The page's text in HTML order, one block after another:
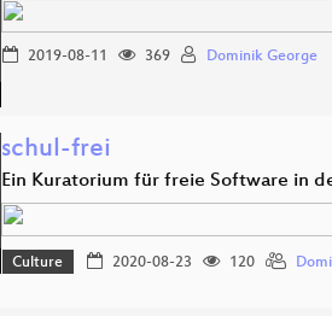
2019-08-11 369 Dominik George
schul-frei
Ein Kuratorium für freie Software in
Culture 2020-08-23 120